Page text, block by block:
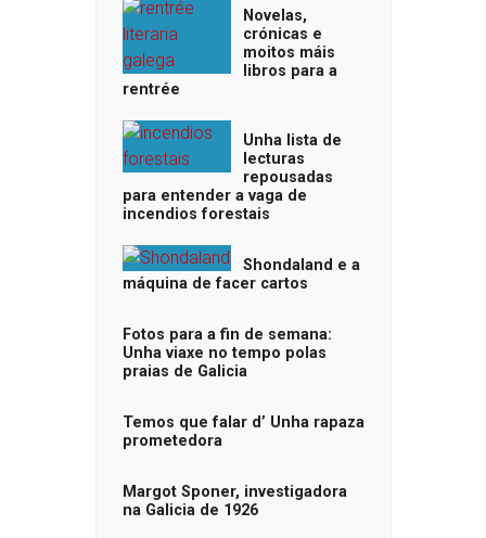
Novelas,
crónicas e
moitos máis
libros para a
rentrée
Unha lista de
lecturas
repousadas
para entender a vaga de
incendios forestais
Shondaland e a
máquina de facer cartos
Fotos para a fin de semana:
Unha viaxe no tempo polas
praias de Galicia
Temos que falar d’ Unha rapaza
prometedora
Margot Sponer, investigadora
na Galicia de 1926